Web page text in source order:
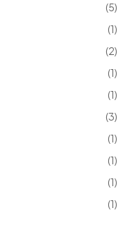
(5)
(1)
(2)
(1)
(1)
(3)
(1)
(1)
(1)
(1)